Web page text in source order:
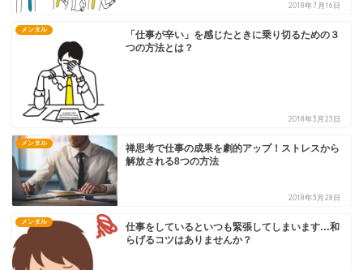
2018年7月16日
メンタル
「仕事が辛い」を感じたときに乗り切るための３
つの方法とは？
2018年3月23日
メンタル
禅思考で仕事の成果を劇的アップ！ストレスから
解放される8つの方法
2018年3月28日
メンタル
仕事をしているといつも緊張してしまいます…和
らげるコツはありませんか？